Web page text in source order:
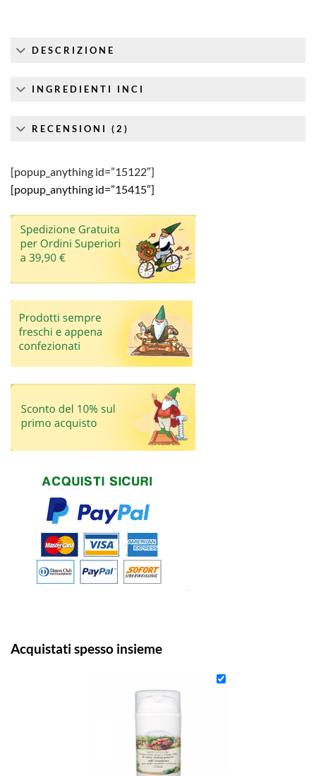
DESCRIZIONE
INGREDIENTI INCI
RECENSIONI (2)
[popup_anything id=”15122″]
[popup_anything id=”15415″]
Acquistati spesso insieme